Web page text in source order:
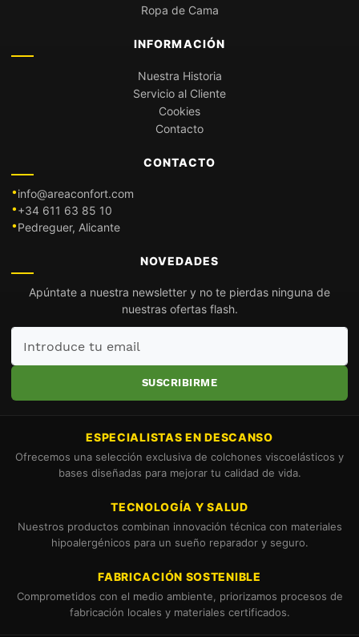
Ropa de Cama
INFORMACIÓN
Nuestra Historia
Servicio al Cliente
Cookies
Contacto
CONTACTO
info@areaconfort.com
+34 611 63 85 10
Pedreguer, Alicante
NOVEDADES
Apúntate a nuestra newsletter y no te pierdas ninguna de
nuestras ofertas flash.
Introduce
email
SUSCRIBIRME
ESPECIALISTAS EN DESCANSO
Ofrecemos una selección exclusiva de colchones viscoelásticos y
bases diseñadas para mejorar tu calidad de vida.
TECNOLOGÍA Y SALUD
Nuestros productos combinan innovación técnica con materiales
hipoalergénicos para un sueño reparador y seguro.
FABRICACIÓN SOSTENIBLE
Comprometidos con el medio ambiente, priorizamos procesos de
fabricación locales y materiales certificados.